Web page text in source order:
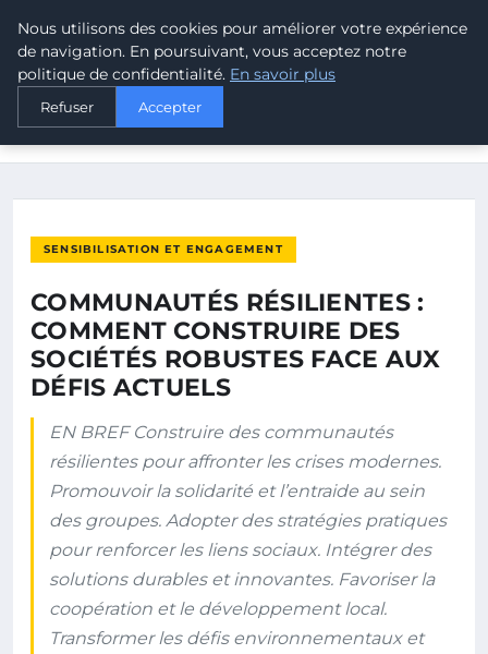
MALTA CLIMATE
ACCUEIL
COMMUNAUTÉS RÉSILIENTES : COMMENT CONSTRUIRE DES
SENSIBILISATION ET ENGAGEMENT
COMMUNAUTÉS RÉSILIENTES :
COMMENT CONSTRUIRE DES
SOCIÉTÉS ROBUSTES FACE AUX
DÉFIS ACTUELS
EN BREF Construire des communautés
résilientes pour affronter les crises modernes.
Promouvoir la solidarité et l’entraide au sein
des groupes. Adopter des stratégies pratiques
pour renforcer les liens sociaux. Intégrer des
solutions durables et innovantes. Favoriser la
coopération et le développement local.
Transformer les défis environnementaux et
Nous utilisons des cookies pour améliorer votre expérience
de navigation. En poursuivant, vous acceptez notre
politique de confidentialité. En savoir plus
Refuser Accepter